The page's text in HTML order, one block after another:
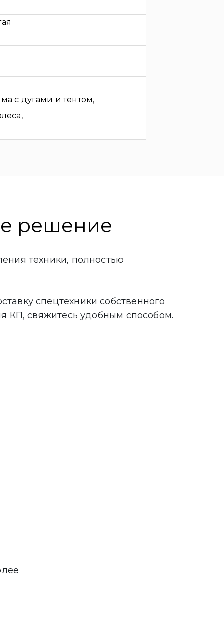
с дугами и тентом,
решение
техники, полностью
спецтехники собственного
КП, свяжитесь удобным способом.